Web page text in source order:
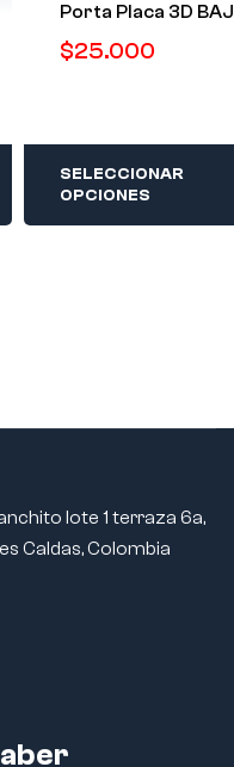
Porta Placa 3D
$25.000
SELECCIONAR
OPCIONES
lote 1 terraza 6a,
Caldas, Colombia